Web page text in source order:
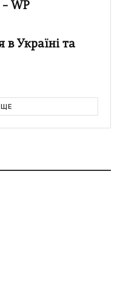
WP
Україні та